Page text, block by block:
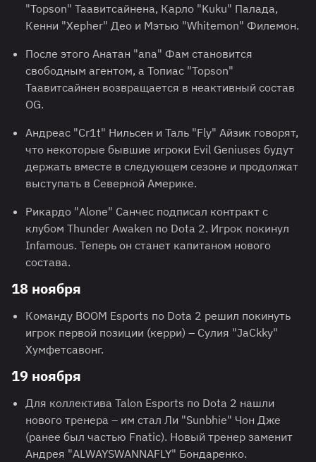
"Topson" Таавитсайнена, Карло "Kuku" Палада,
Кенни "Xepher" Део и Мэтью "Whitemon" Филемон.
После этого Анатан "ana" Фам становится
свободным агентом, а Топиас "Topson"
Таавитсайнен возвращается в неактивный состав
OG.
Андреас "Cr1t" Нильсен и Таль "Fly" Айзик говорят,
что некоторые бывшие игроки Evil Geniuses будут
держать вместе в следующем сезоне и продолжат
выступать в Северной Америке.
Рикардо "Alone" Санчес подписал контракт с
клубом Thunder Awaken по Dota 2. Игрок покинул
Infamous. Теперь он станет капитаном нового
состава.
18 ноября
Команду BOOM Esports по Dota 2 решил покинуть
игрок первой позиции (керри) – Сулия "JaCkky"
Хумфетсавонг.
19 ноября
Для коллектива Talon Esports по Dota 2 нашли
нового тренера – им стал Ли "Sunbhie" Чон Дже
(ранее был частью Fnatic). Новый тренер заменит
Андрея "ALWAYSWANNAFLY" Бондаренко.